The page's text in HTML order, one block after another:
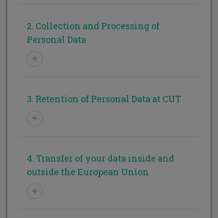
2. Collection and Processing of
Personal Data
3. Retention of Personal Data at CUT
4. Transfer of your data inside and
outside the European Union